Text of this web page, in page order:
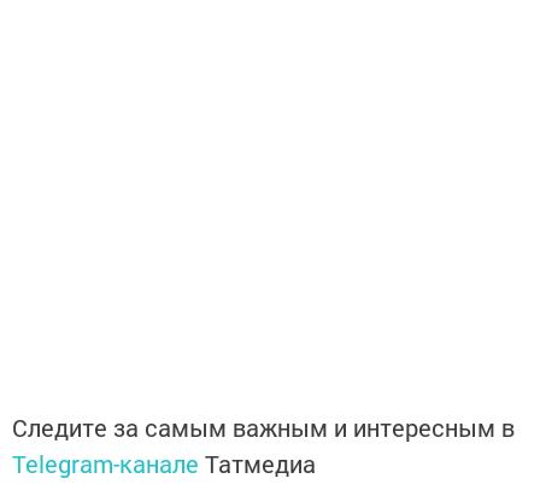
Следите за самым важным и интересным в
Telegram-канале Татмедиа